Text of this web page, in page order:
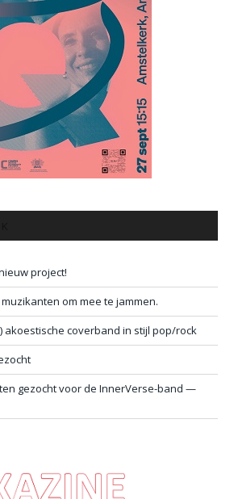
project!
om mee te jammen.
akoestische coverband in stijl pop/rock
gezocht voor de InnerVerse-band —